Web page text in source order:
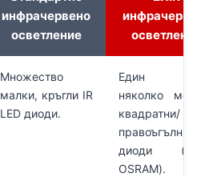
инфрачервено
осветление
Множество
малки, кръгли IR
LED диоди.
Един
няколко
квадратни/
правоъгълни
диоди
OSRAM).